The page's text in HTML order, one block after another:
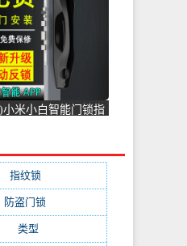
元)
小米小白智能门锁指
专营店仅售1199元)
指纹锁
防盗门锁
类型